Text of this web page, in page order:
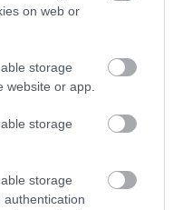
on web or
storage
website or app.
storage
storage
authentication
lakáspiacon